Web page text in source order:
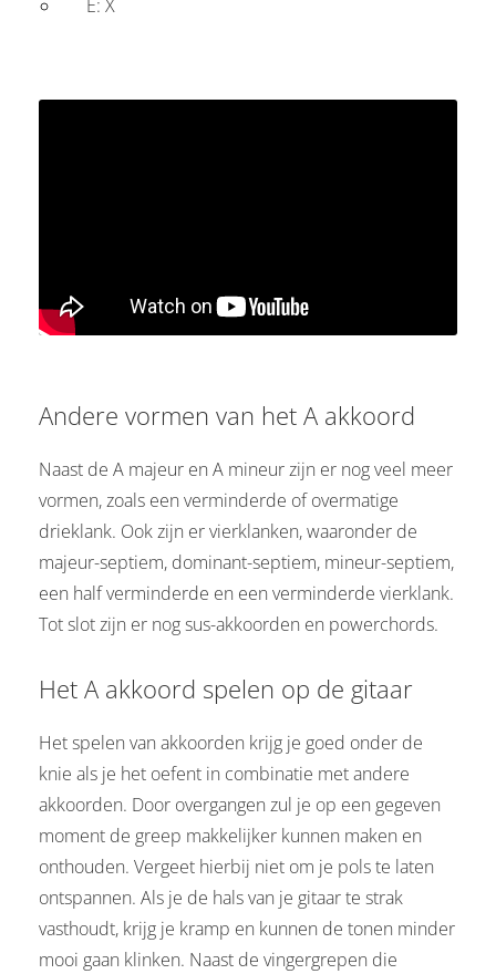
E: X
Andere vormen van het A akkoord
Naast de A majeur en A mineur zijn er nog veel meer
vormen, zoals een verminderde of overmatige
drieklank. Ook zijn er vierklanken, waaronder de
majeur-septiem, dominant-septiem, mineur-septiem,
een half verminderde en een verminderde vierklank.
Tot slot zijn er nog sus-akkoorden en powerchords.
Het A akkoord spelen op de gitaar
Het spelen van akkoorden krijg je goed onder de
knie als je het oefent in combinatie met andere
akkoorden. Door overgangen zul je op een gegeven
moment de greep makkelijker kunnen maken en
onthouden. Vergeet hierbij niet om je pols te laten
ontspannen. Als je de hals van je gitaar te strak
vasthoudt, krijg je kramp en kunnen de tonen minder
mooi gaan klinken. Naast de vingergrepen die